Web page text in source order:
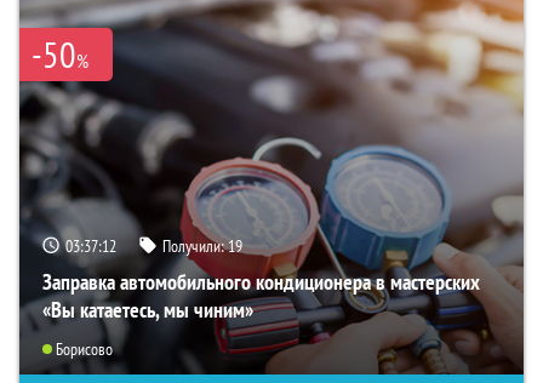
-50%
03:37:11 Получили:19
Заправка автомобильного кондиционера в мастерских
«Вы катаетесь, мы чиним»
Борисово